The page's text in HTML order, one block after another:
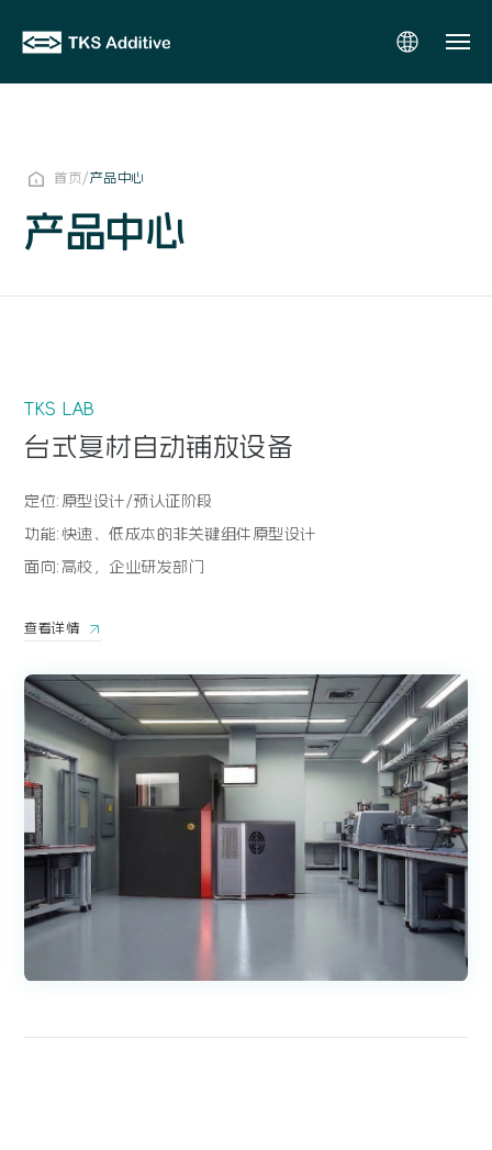
首页/产品中心
产品中心
TKS LAB
台式复材自动铺放设备
定位:原型设计/预认证阶段
功能:快速、低成本的非关键组件原型设计
面向:高校，企业研发部门
查看详情